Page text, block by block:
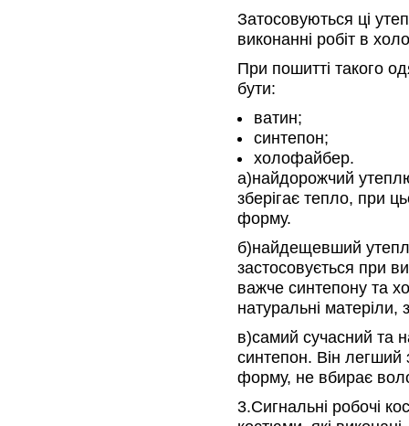
Затосовуються ці
виконанні робіт в
При пошитті такого
бути:
ватин;
синтепон;
холофайбер.
а)найдорожчий
зберігає тепло, при
форму.
б)найдещевший
застосовується при
важче синтепону та
натуральні матеріли,
в)самий сучасний та
синтепон. Він
форму, не вбирає
3.Сигнальні робочі